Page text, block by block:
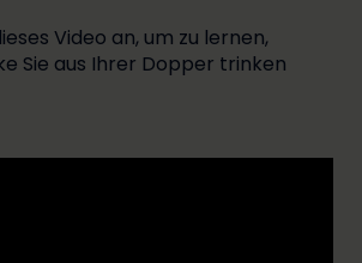
Video an, um zu lernen,
Sie aus Ihrer Dopper trinken